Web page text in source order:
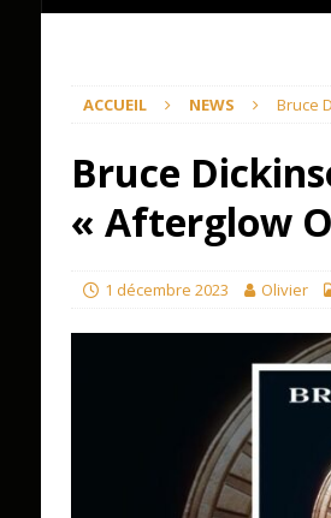
ACCUEIL NEWS Bruce
Bruce
« Afterglow
1 décembre 2023 Olivier